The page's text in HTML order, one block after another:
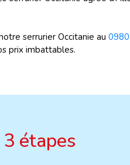
serrurier Occitanie au
prix imbattables.
étapes